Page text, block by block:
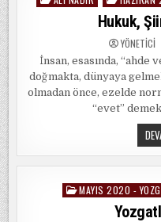
Hukuk,
YÖNETICI
İnsan, esasında,
doğmakta, dünyaya
olmadan önce, ezelde
“evet”
Posted
MAYIS 2020 -